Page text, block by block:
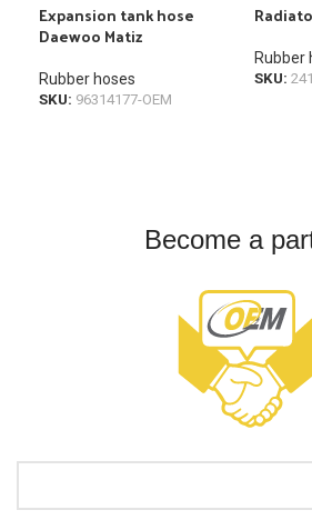
Expansion tank hose
Daewoo Matiz
Rubber hoses
SKU: 96314177-OEM
Rubber
SKU:
Become a